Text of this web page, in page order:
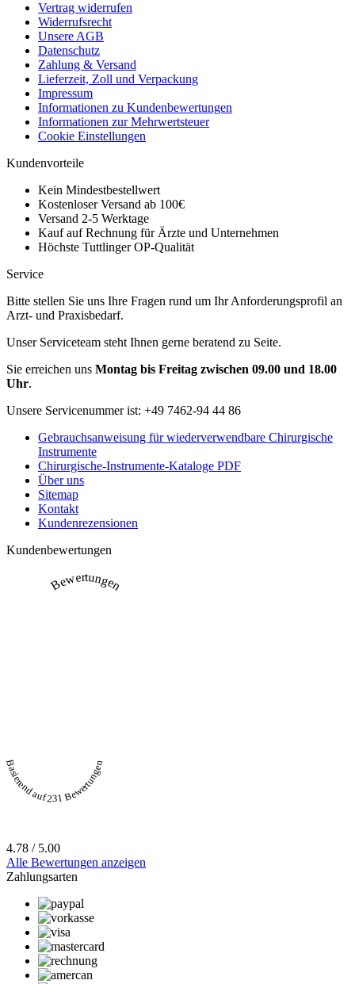
Vertrag widerrufen
Widerrufsrecht
Unsere AGB
Datenschutz
Zahlung & Versand
Lieferzeit, Zoll und Verpackung
Impressum
Informationen zu Kundenbewertungen
Informationen zur Mehrwertsteuer
Cookie Einstellungen
Kundenvorteile
Kein Mindestbestellwert
Kostenloser Versand ab 100€
Versand 2-5 Werktage
Kauf auf Rechnung für Ärzte und Unternehmen
Höchste Tuttlinger OP-Qualität
Service
Bitte stellen Sie uns Ihre Fragen rund um Ihr Anforderungsprofil an
Arzt- und Praxisbedarf.
Unser Serviceteam steht Ihnen gerne beratend zu Seite.
Sie erreichen uns Montag bis Freitag zwischen 09.00 und 18.00
Uhr.
Unsere Servicenummer ist: +49 7462-94 44 86
Gebrauchsanweisung für wiederverwendbare Chirurgische
Instrumente
Chirurgische-Instrumente-Kataloge PDF
Über uns
Sitemap
Kontakt
Kundenrezensionen
Kundenbewertungen
Bewertungen
Basierend auf 231 Bewertungen
4.78 / 5.00
Alle Bewertungen anzeigen
Zahlungsarten